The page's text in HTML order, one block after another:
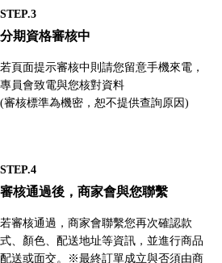
STEP.3
分期資格審核中
若頁面提示審核中則請您留意手機來電，
專員會致電與您核對資料
(審核標準為機密，恕不提供查詢原因)
STEP.4
審核通過後，商家會與您聯繫
若審核通過，商家會聯繫您再次確認款
式、顏色、配送地址等資訊，並進行商品
配送或面交。※最終訂單成立與否須由商